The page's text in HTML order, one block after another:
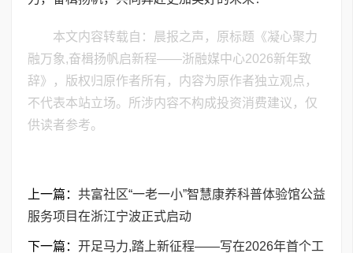
本文内容转载自：晨报之声，原标题《凝心聚力
融万象,奋楫扬帆启新程——浙融媒中心2026新年致
辞》，版权归原作者所有，内容为原作者独立观点，
不代表本站立场。所涉内容不构成投资消费建议，仅
供读者参考。
上一篇： 共富社区“一老一小”智慧康养科普体验馆公益
服务项目在浙江宁波正式启动
下一篇： 开足马力,踏上新征程——写在2026年首个工